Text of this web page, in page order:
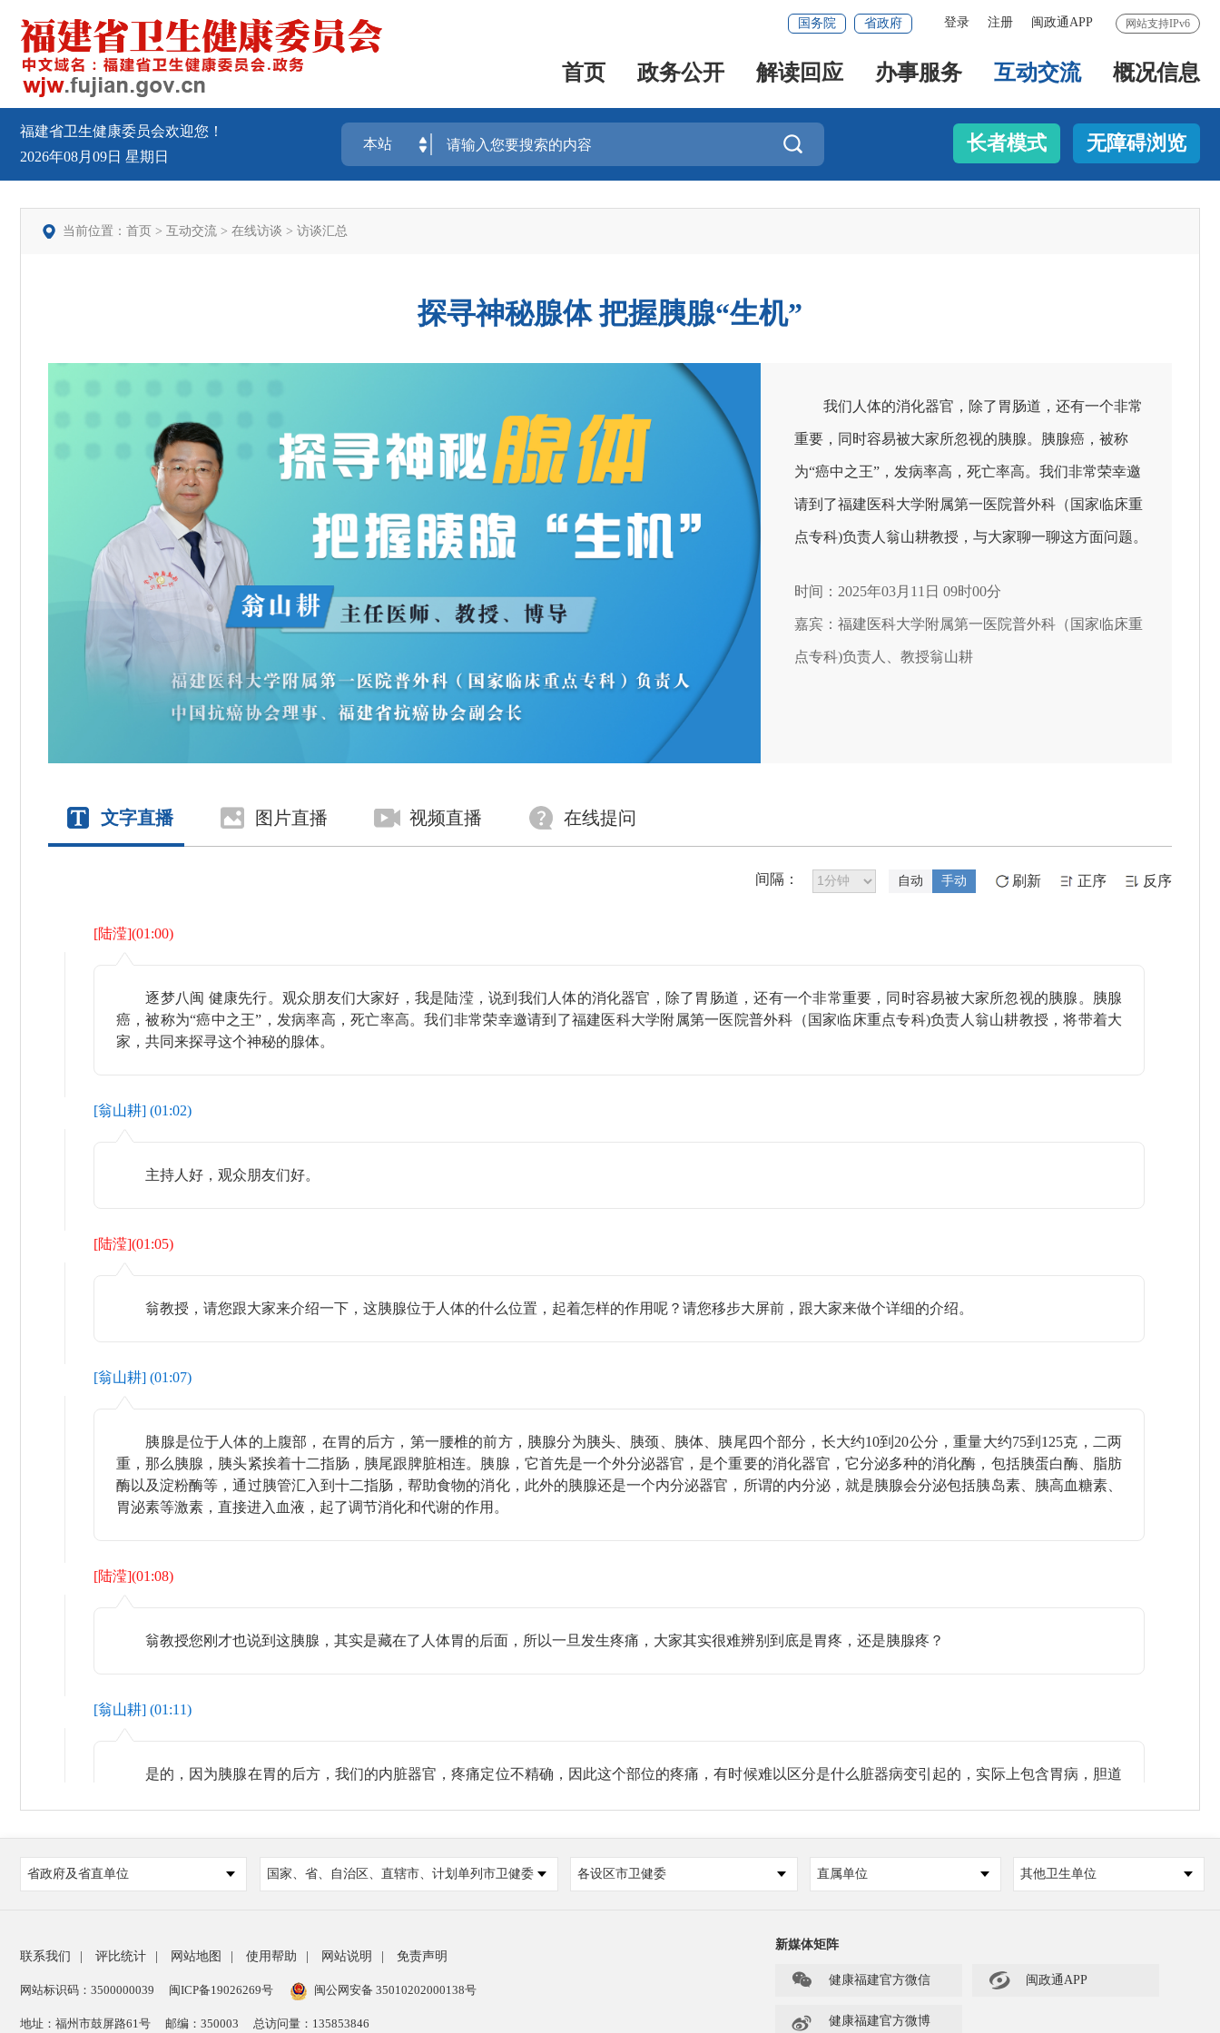
网站支持IPv6
登录 注册 闽政通APP
国务院 省政府
首页 政务公开 解读回应 办事服务 互动交流 概况信息
福建省卫生健康委员会欢迎您！
2026年08月09日 星期日
 长者模式 无障碍浏览
当前位置： 首页 > 互动交流 > 在线访谈 > 访谈汇总
探寻神秘腺体 把握胰腺“生机”
我们人体的消化器官，除了胃肠道，还有一个非常
重要，同时容易被大家所忽视的胰腺。胰腺癌，被称
为“癌中之王”，发病率高，死亡率高。我们非常荣幸邀
请到了福建医科大学附属第一医院普外科（国家临床重
点专科)负责人翁山耕教授，与大家聊一聊这方面问题。
时间：2025年03月11日 09时00分
嘉宾：福建医科大学附属第一医院普外科（国家临床重
点专科)负责人、教授翁山耕
文字直播 图片直播 视频直播 在线提问
间隔： 自动 手动 刷新 正序 反序
[陆滢](01:00)
逐梦八闽 健康先行。观众朋友们大家好，我是陆滢，说到我们人体的消化器官，除了胃肠道，还有一个非常重要，同时容易被大家所忽视的胰腺。胰腺
癌，被称为“癌中之王”，发病率高，死亡率高。我们非常荣幸邀请到了福建医科大学附属第一医院普外科（国家临床重点专科)负责人翁山耕教授，将带着大
家，共同来探寻这个神秘的腺体。
[翁山耕] (01:02)
主持人好，观众朋友们好。
[陆滢](01:05)
翁教授，请您跟大家来介绍一下，这胰腺位于人体的什么位置，起着怎样的作用呢？请您移步大屏前，跟大家来做个详细的介绍。
[翁山耕] (01:07)
胰腺是位于人体的上腹部，在胃的后方，第一腰椎的前方，胰腺分为胰头、胰颈、胰体、胰尾四个部分，长大约10到20公分，重量大约75到125克，二两
重，那么胰腺，胰头紧挨着十二指肠，胰尾跟脾脏相连。胰腺，它首先是一个外分泌器官，是个重要的消化器官，它分泌多种的消化酶，包括胰蛋白酶、脂肪
酶以及淀粉酶等，通过胰管汇入到十二指肠，帮助食物的消化，此外的胰腺还是一个内分泌器官，所谓的内分泌，就是胰腺会分泌包括胰岛素、胰高血糖素、
胃泌素等激素，直接进入血液，起了调节消化和代谢的作用。
[陆滢](01:08)
翁教授您刚才也说到这胰腺，其实是藏在了人体胃的后面，所以一旦发生疼痛，大家其实很难辨别到底是胃疼，还是胰腺疼？
[翁山耕] (01:11)
是的，因为胰腺在胃的后方，我们的内脏器官，疼痛定位不精确，因此这个部位的疼痛，有时候难以区分是什么脏器病变引起的，实际上包含胃病，胆道
气的阻挡，因为胃肠道的经常有积气，所以彩超检查的，有时候会被胃肠道的积气干扰，建议做这个检查的时候，大家要备一瓶水，通过喝水把胃肠道中的空
气排掉，这使彩超检查可以透过胃肠道看到胰腺。
那说到这个胰腺癌，有一部分的患者，会出现这个面部发黄的情况，为什么会这样呢？
省政府及省直单位 国家、省、自治区、直辖市、计划单列市卫健委 各设区市卫健委 直属单位 其他卫生单位
联系我们 评比统计 网站地图 使用帮助 网站说明 免责声明
网站标识码：3500000039 闽ICP备19026269号 闽公网安备 35010202000138号
地址：福州市鼓屏路61号 邮编：350003 总访问量： 135853846
新媒体矩阵
 健康福建官方微信  闽政通APP
 健康福建官方微博